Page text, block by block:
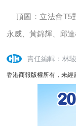
頂圖：立法會T5
永威、黃錦輝、邱
責任編輯：林
香港商報版權所有，未經